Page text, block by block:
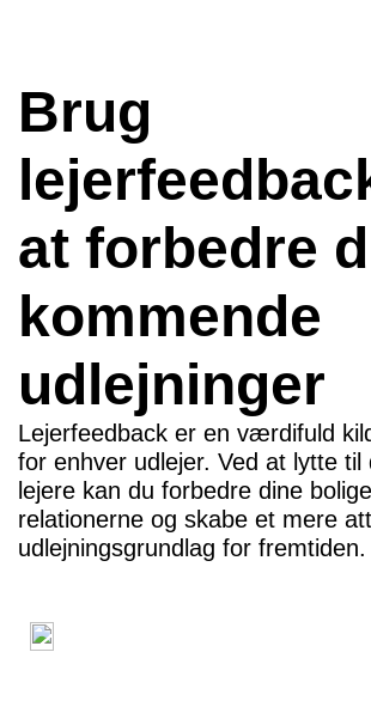
Brug
at forbedre
kommende
udlejninger
Lejerfeedback er en værdifuld
for enhver udlejer. Ved at lytte til
lejere kan du forbedre dine
relationerne og skabe et mere
udlejningsgrundlag for fremtiden.